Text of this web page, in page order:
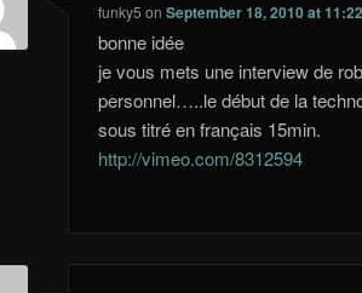
funky5 onSeptember 18, 2010 at
bonne idée
je vous mets une interview de
personnel…..le début de la
sous titré en français 15min.
http://vimeo.com/8312594